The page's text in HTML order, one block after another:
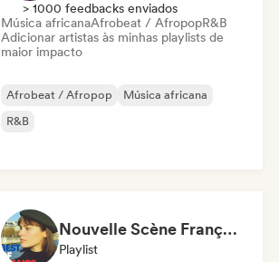
> 1000 feedbacks enviados
Música africanaAfrobeat / AfropopR&B
Adicionar artistas às minhas playlists de
maior impacto
Afrobeat / Afropop
Música africana
R&B
Nouvelle Scène Française : Pop, Indie & Chanson Émergente
Playlist